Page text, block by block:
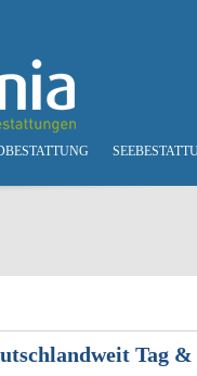
Tag